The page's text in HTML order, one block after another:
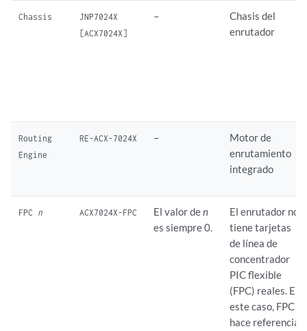
Chassis
JNP7024X
[ACX7024X]
–
Chasis del
enrutador
Routing
Engine
RE-ACX-7024X –
Motor de
enrutamiento
integrado
FPC n ACX7024X-FPC El valor den
es siempre 0.
El enrutador no
tiene tarjetas
de línea de
concentrador
PIC flexible
(FPC) reales. En
este caso, FPC
hace referencia